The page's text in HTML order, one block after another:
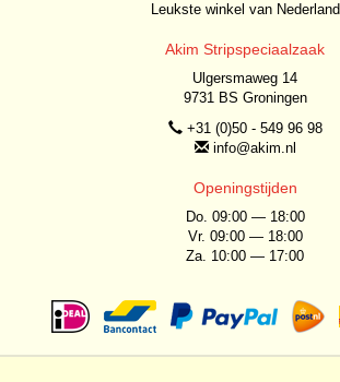
Leukste winkel van Nederland
Akim Stripspeciaalzaak
Ulgersmaweg 14
9731 BS Groningen
+31 (0)50 - 549 96 98
info@akim.nl
Openingstijden
Do. 09:00 — 18:00
Vr. 09:00 — 18:00
Za. 10:00 — 17:00